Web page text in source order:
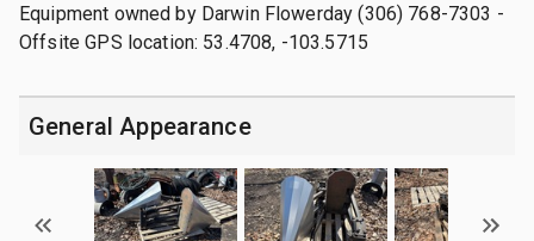
Equipment owned by Darwin Flowerday (306) 768-7303 -
Offsite GPS location: 53.4708, -103.5715
General Appearance